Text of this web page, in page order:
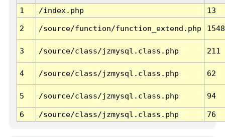
1
/index.php 13
2 /source/function/function_extend.php 1548
3 /source/class/jzmysql.class.php 211
4 /source/class/jzmysql.class.php 62
5 /source/class/jzmysql.class.php 94
6 /source/class/jzmysql.class.php 76